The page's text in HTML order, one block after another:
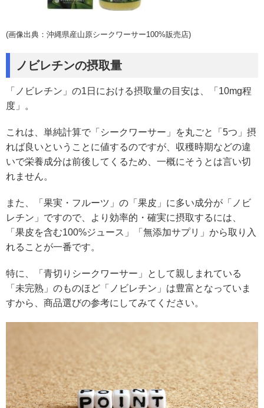
(画像出典：沖縄県産山原シークワーサー100%販売店)
ノビレチンの摂取量
「ノビレチン」の1日における摂取量の目安は、「10mg程
度」。
これは、単純計算で「シークワーサー」を丸ごと「5つ」摂
れば良いということに値するのですが、収穫時期などの違
いで栄養成分は前後してくるため、一概にそうとは言い切
れません。
また、「果実・フルーツ」の「果皮」に多い成分が「ノビ
レチン」ですので、より効率的・確実に摂取するには、
「果皮を含む100%ジュース」「無添加サプリ」から取り入
れることが一番です。
特に、「青切りシークワーサー」として親しまれている
「未完熟」のものほど「ノビレチン」は豊富となっていま
すから、商品選びの参考にしてみてください。